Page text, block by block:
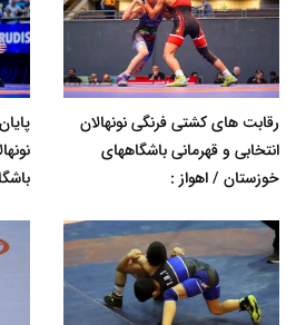
رقابت های کشتی فرنگی نونهالان
انتخابی و قهرمانی باشگاههای
خوزستان / اهواز :